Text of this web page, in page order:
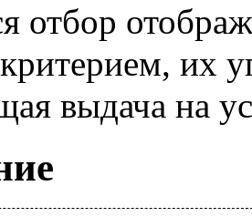
отбор
их
выдача на